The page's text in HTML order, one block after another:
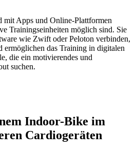
mit Apps und Online-Plattformen
Trainingseinheiten möglich sind. Sie
wie Zwift oder Peloton verbinden,
ermöglichen das Training in digitalen
die ein motivierendes und
suchen.
Indoor-Bike im
Cardiogeräten